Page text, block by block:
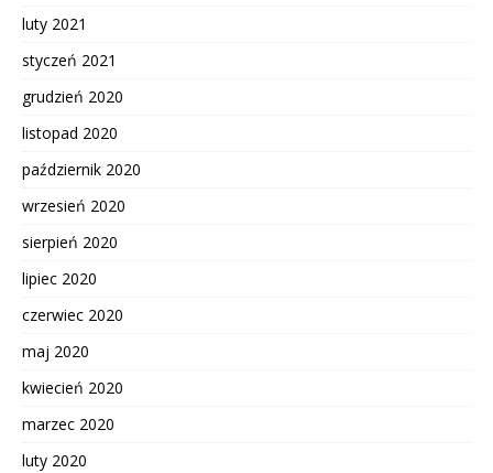
luty 2021
styczeń 2021
grudzień 2020
listopad 2020
październik 2020
wrzesień 2020
sierpień 2020
lipiec 2020
czerwiec 2020
maj 2020
kwiecień 2020
marzec 2020
luty 2020